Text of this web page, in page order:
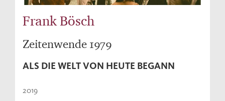
Frank Bösch
Zeitenwende 1979
ALS DIE WELT VON HEUTE BEGANN
2019